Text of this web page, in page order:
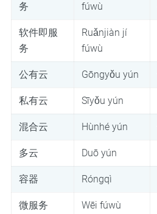
务
fúwù
软件即服
务
Ruǎnjiàn jí
fúwù
公有云 Gōngyǒu yún
私有云 Sīyǒu yún
混合云 Hùnhé yún
多云 Duō yún
容器 Róngqì
微服务 Wēi fúwù